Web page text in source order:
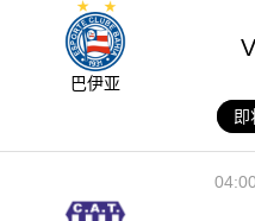
巴伊亚
V
04:00